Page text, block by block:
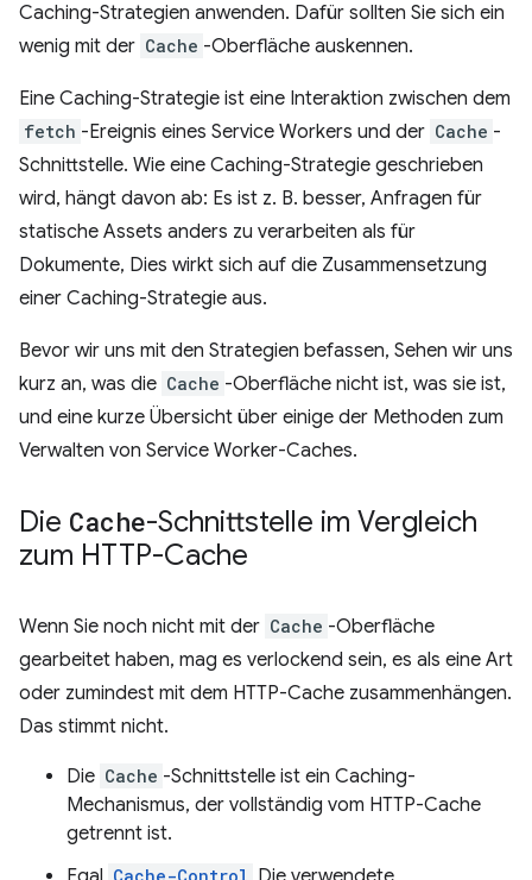
Caching-Strategien anwenden. Dafür sollten Sie sich ein
wenig mit der Cache -Oberfläche auskennen.
Eine Caching-Strategie ist eine Interaktion zwischen dem
fetch -Ereignis eines Service Workers und der Cache -
Schnittstelle. Wie eine Caching-Strategie geschrieben
wird, hängt davon ab: Es ist z. B. besser, Anfragen für
statische Assets anders zu verarbeiten als für
Dokumente, Dies wirkt sich auf die Zusammensetzung
einer Caching-Strategie aus.
Bevor wir uns mit den Strategien befassen, Sehen wir uns
kurz an, was die Cache -Oberfläche nicht ist, was sie ist,
und eine kurze Übersicht über einige der Methoden zum
Verwalten von Service Worker-Caches.
Die Cache-Schnittstelle im Vergleich
zum HTTP-Cache
Wenn Sie noch nicht mit der Cache -Oberfläche
gearbeitet haben, mag es verlockend sein, es als eine Art
oder zumindest mit dem HTTP-Cache zusammenhängen.
Das stimmt nicht.
Die Cache -Schnittstelle ist ein Caching-
Mechanismus, der vollständig vom HTTP-Cache
getrennt ist.